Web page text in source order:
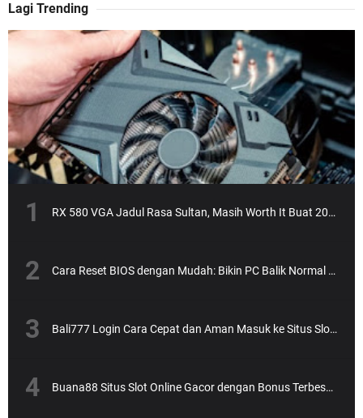
Lagi Trending
RX 580 VGA Jadul Rasa Sultan, Masih Worth It Buat 2025?
Cara Reset BIOS dengan Mudah: Bikin PC Balik Normal Lagi!
Bali777 Login Cara Cepat dan Aman Masuk ke Situs Slot Online Terpercaya
Buana88 Situs Slot Online Gacor dengan Bonus Terbesar dan Paling Menguntungkan